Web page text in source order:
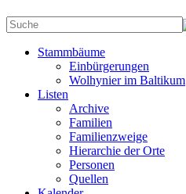
Stammbäume
Einbürgerungen
Wolhynier im Baltikum
Listen
Archive
Familien
Familienzweige
Hierarchie der Orte
Personen
Quellen